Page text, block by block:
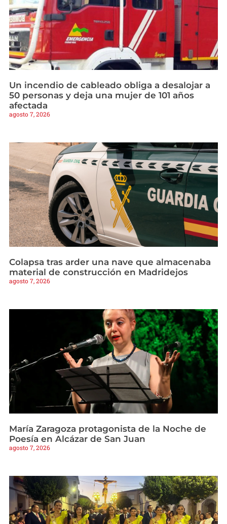
Un incendio de cableado obliga a desalojar a
50 personas y deja una mujer de 101 años
afectada
agosto 7, 2026
Colapsa tras arder una nave que almacenaba
material de construcción en Madridejos
agosto 7, 2026
María Zaragoza protagonista de la Noche de
Poesía en Alcázar de San Juan
agosto 7, 2026